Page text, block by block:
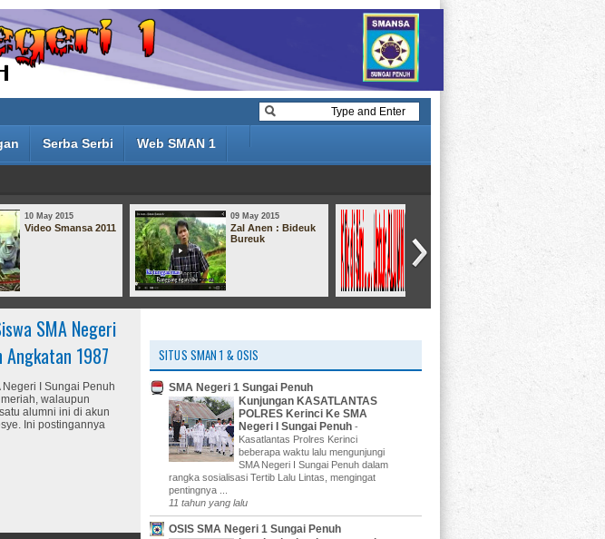
Serba Serbi Web SMAN 1
09 May 2015
Zal Anen : Bideuk
09 May 2015
Pendaftaran Data
Alumni Online
SMA Negeri
Angkatan 1987
I Sungai Penuh
walaupun
alumni ini di akun
Ini postingannya
SITUS SMAN 1 & OSIS
SMA Negeri 1 Sungai Penuh
Kunjungan KASATLANTAS
POLRES Kerinci Ke SMA
Negeri I Sungai Penuh -
Kasatlantas Prolres Kerinci
beberapa waktu lalu mengunjungi
SMA Negeri I Sungai Penuh dalam
rangka sosialisasi Tertib Lalu Lintas, mengingat
pentingnya ...
11 tahun yang lalu
OSIS SMA Negeri 1 Sungai Penuh